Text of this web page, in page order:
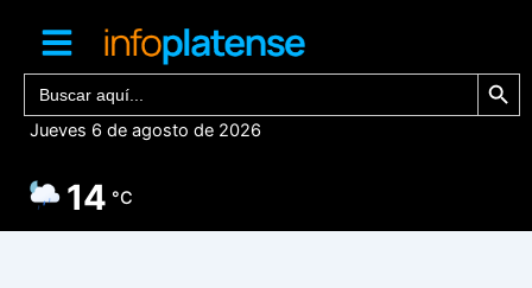
contenido
Buscar: Botón de
Jueves 6 de agosto de 2026
14 °C